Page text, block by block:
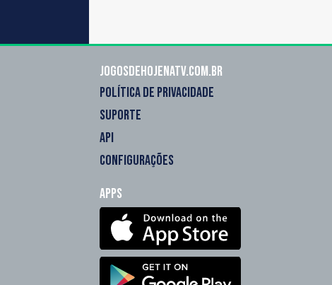
Jogosdehojenatv.com.br
POLÍTICA DE PRIVACIDADE
SUPORTE
API
CONFIGURAÇÕES
Apps